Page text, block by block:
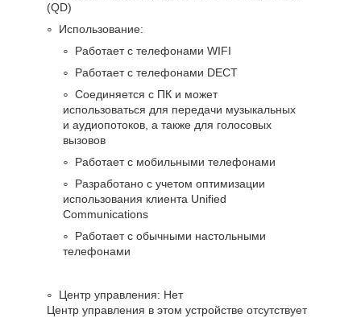
(QD)
Использование:
Работает с телефонами WIFI
Работает с телефонами DECT
Соединяется с ПК и может
использоваться для передачи музыкальных
и аудиопотоков, а также для голосовых
вызовов
Работает с мобильными телефонами
Разработано с учетом оптимизации
использования клиента Unified
Communications
Работает с обычными настольными
телефонами
Центр управления: Нет
Центр управления в этом устройстве отсутствует